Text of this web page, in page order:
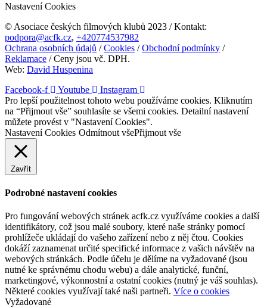
Nastavení Cookies
© Asociace českých filmových klubů 2023 / Kontakt:
podpora@acfk.cz, +420774537982
Ochrana osobních údajů /Cookies /Obchodní podmínky /
Reklamace / Ceny jsou vč. DPH.
Web: David Huspenina
Facebook-f
Youtube
Instagram
Pro lepší použitelnost tohoto webu používáme cookies. Kliknutím
na “Přijmout vše” souhlasíte se všemi cookies. Detailní nastavení
můžete provést v "Nastavení Cookies".
Nastavení Cookies Odmítnout všePřijmout vše
Zavřít
Podrobné nastavení cookies
Pro fungování webových stránek acfk.cz využíváme cookies a další
identifikátory, což jsou malé soubory, které naše stránky pomocí
prohlížeče ukládají do vašeho zařízení nebo z něj čtou. Cookies
dokáží zaznamenat určité specifické informace z vašich návštěv na
webových stránkách. Podle účelu je dělíme na vyžadované (jsou
nutné ke správnému chodu webu) a dále analytické, funční,
marketingové, výkonnostní a ostatní cookies (nutný je váš souhlas).
Některé cookies využívají také naši partneři. Více o cookies
Vyžadované